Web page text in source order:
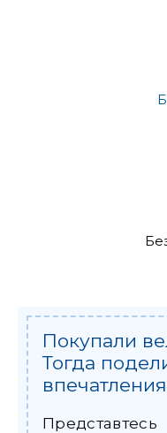
Покупали
Тогда
Представтесь